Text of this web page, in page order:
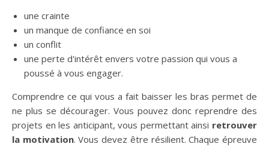
une crainte
un manque de confiance en soi
un conflit
une perte d'intérêt envers votre passion qui vous a
poussé à vous engager.
Comprendre ce qui vous a fait baisser les bras permet de
ne plus se décourager. Vous pouvez donc reprendre des
projets en les anticipant, vous permettant ainsi retrouver
la motivation. Vous devez être résilient. Chaque épreuve